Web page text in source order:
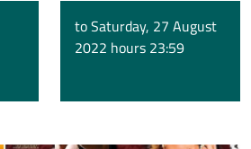
to Saturday, 27 August
2022 hours 23:59